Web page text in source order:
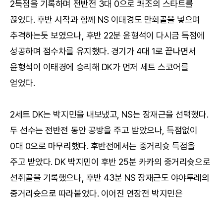
2득점을 기록하며 전반전 3대 0으로 쾌조의 스타트를
끊었다. 후반 시작과 함께 NS 이태경도 만회골을 넣으며
추격하는듯 보였으나, 후반 22분 윤형석이 다시금 득점에
성공하며 점수차를 유지했다. 경기가 4대 1로 끝나면서
윤형석이 이태경에 승리해 DK가 먼저 세트 스코어를
얻었다.
2세트 DK는 박지민을 내보냈고, NS는 장재근을 선택했다.
두 선수는 전반전 동안 공방을 주고 받았으나, 득점없이
0대 0으로 마무리했다. 후반전에서는 중거리슛 득점을
주고 받았다. DK 박지민이 후반 25분 카카의 중거리슛으로
선취골을 기록했으나, 후반 43분 NS 장재근도 야야투레의
중거리슛으로 따라붙었다. 이어진 연장전 박지민은